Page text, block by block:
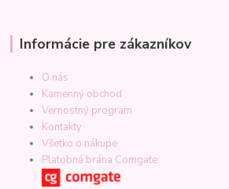
Informácie pre zákazníkov
O nás
Kamenný obchod
Vernostný program
Kontakty
Všetko o nákupe
Platobná brána Comgate